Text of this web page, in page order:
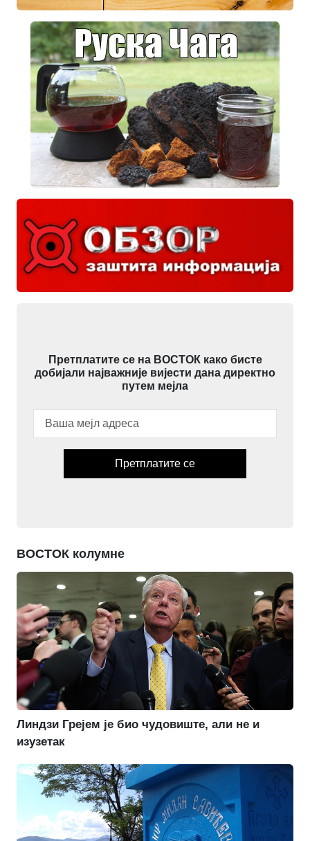
Претплатите се на ВОСТОК како бисте
добијали најважније вијести дана директно
путем мејла
Претплатите се
ВОСТОК колумне
Линдзи Грејем је био чудовиште, али не и
изузетак